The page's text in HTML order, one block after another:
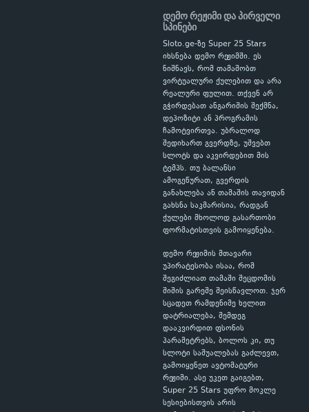
დემო რეჟიმი და პირველი
სპინები
Sloto.ge-ზე Super 25 Stars
იხსნება დემო რეჟიმში. ეს
ნიშნავს, რომ თამაშობთ
ვირტუალური ქულებით და არა
რეალური ფულით. თქვენ არ
გჭირდებათ ანგარიშის შექმნა,
დეპოზიტი ან პროგრამის
ჩამოტვირთვა. უბრალოდ
შედიხართ გვერდზე, უშვებთ
სლოტს და აკვირდებით მის
ტემპს. თუ ბალანსი
ამოგეწურათ, გვერდის
განახლება ან თამაშის თავიდან
გახსნა საკმარისია, რადგან
ქულები მხოლოდ გასართობი
ფორმატისთვის გამოიყენება.
დემო რეჟიმის მთავარი
უპირატესობა ისაა, რომ
შეგიძლიათ თამაში შეცდომის
შიშის გარეშე შეისწავლოთ. ჯერ
სცადეთ რამდენიმე ხელით
დატრიალება, შემდეგ
დააკვირდით ფსონის
პარამეტრებს, ბოლოს კი, თუ
სლოტი საშუალებას გაძლევთ,
გამოიყენეთ ავტომატური
რეჟიმი. ასე უკეთ გაიგებთ,
Super 25 Stars უფრო მოკლე
სესიებისთვის არის